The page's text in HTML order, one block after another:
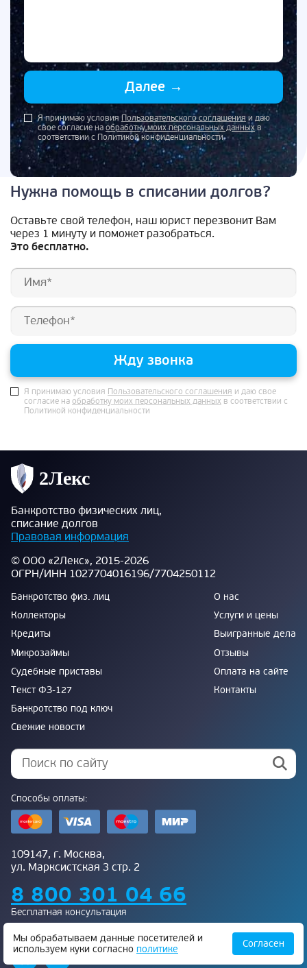
Далее →
Я принимаю условия Пользовательского соглашенияи даю
свое согласие на обработку моих персональных данныхв
соответствии с Политикой конфиденциальности
Нужна помощь в списании долгов?
Оставьте свой телефон, наш юрист перезвонит Вам
через 1 минуту и поможет разобраться.
Это бесплатно.
Жду звонка
Я принимаю условия Пользовательского соглашения и даю свое
согласие на обработку моих персональных данных в соответствии с
Политикой конфиденциальности
Банкротство физических лиц,
списание долгов
Правовая информация
© ООО «2Лекс», 2015-2026
ОГРН/ИНН 1027704016196/7704250112
Банкротство физ. лиц
Коллекторы
Кредиты
Микрозаймы
Судебные приставы
Текст ФЗ-127
Банкротство под ключ
Свежие новости
О нас
Услуги и цены
Выигранные дела
Отзывы
Оплата на сайте
Контакты
Способы оплаты:
109147, г. Москва,
ул. Марксистская 3 стр. 2
8 800 301 04 66
Бесплатная консультация
Мы обрабатываем данные посетителей и
используем куки согласно политике Согласен